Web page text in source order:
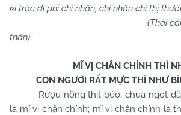
kì trác dị phi chí nhân, chí nhân chỉ thị
(Thái căn đàm –
thân)
MĨ VỊ CHÂN CHÍNH THÌ
CON NGƯỜI RẤT MỰC THÌ NHƯ
Rượu nồng thịt béo, chua ngọt
là mĩ vị chân chính; mĩ vị chân chính là